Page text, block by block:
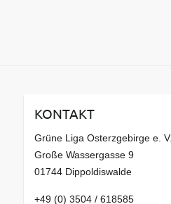
KONTAKT
Grüne Liga Osterzgebirge e. V.
Große Wassergasse 9
01744 Dippoldiswalde
+49 (0) 3504 / 618585